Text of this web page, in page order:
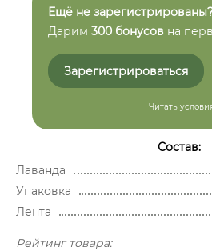
Ещё не
Дарим 300 бонусов на
Зарегистрироваться
Читать
Состав:
Лаванда
Упаковка
Лента
Рейтинг товара: